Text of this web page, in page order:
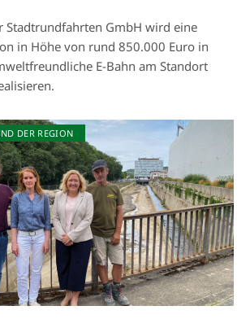
Stadtrundfahrten GmbH wird eine
in Höhe von rund 850.000 Euro in
E-Bahn am Standort
DER REGION